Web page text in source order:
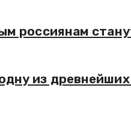
россиянам
из